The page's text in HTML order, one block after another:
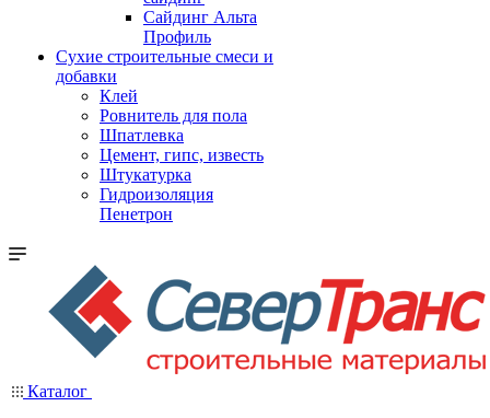
Сайдинг Альта
Профиль
Сухие строительные смеси и
добавки
Клей
Ровнитель для пола
Шпатлевка
Цемент, гипс, известь
Штукатурка
Гидроизоляция
Пенетрон
Каталог